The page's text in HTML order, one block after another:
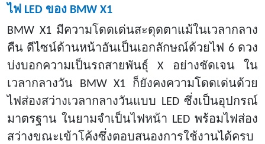
ไฟ LED ของ BMW X1
BMW X1 มีความโดดเด่นสะดุดตาแม้ในเวลากลาง
คืน ดีไซน์ด้านหน้าอันเป็นเอกลักษณ์ด้วยไฟ 6 ดวง
บ่งบอกความเป็นรถสายพันธุ์ X อย่างชัดเจน ใน
เวลากลางวัน BMW X1 ก็ยังคงความโดดเด่นด้วย
ไฟส่องสว่างเวลากลางวันแบบ LED ซึ่งเป็นอุปกรณ์
มาตรฐาน ในยามจำเป็นไฟหน้า LED พร้อมไฟส่อง
สว่างขณะเข้าโค้งซึ่งตอบสนองการใช้งานได้ครบ